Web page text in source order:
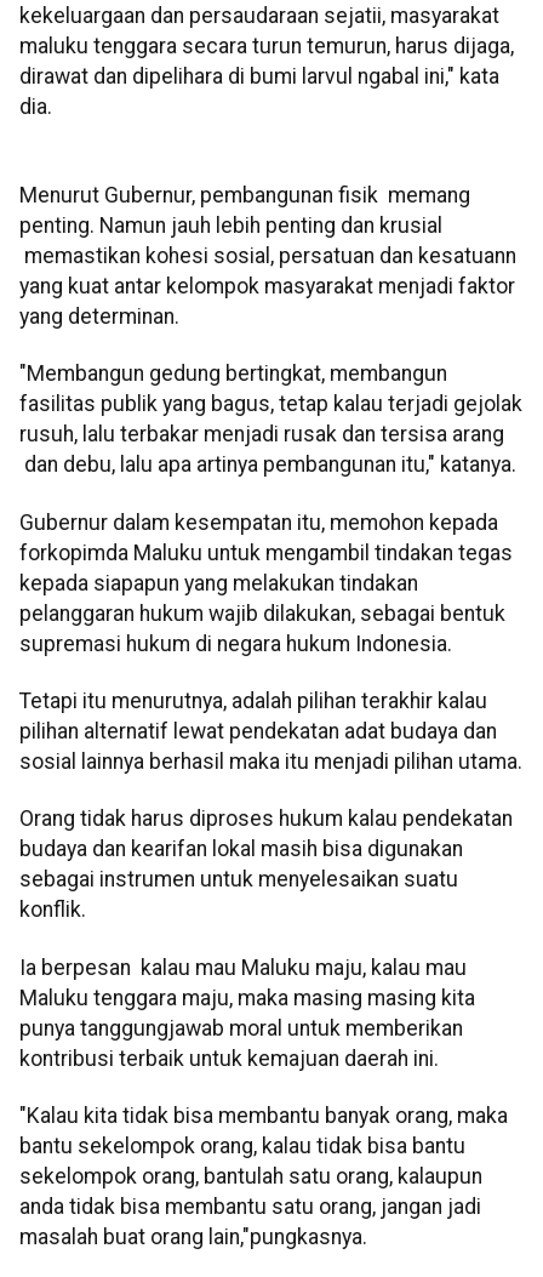
kekeluargaan dan persaudaraan sejatii, masyarakat
maluku tenggara secara turun temurun, harus dijaga,
dirawat dan dipelihara di bumi larvul ngabal ini," kata
dia.
Menurut Gubernur, pembangunan fisik memang
penting. Namun jauh lebih penting dan krusial
memastikan kohesi sosial, persatuan dan kesatuann
yang kuat antar kelompok masyarakat menjadi faktor
yang determinan.
"Membangun gedung bertingkat, membangun
fasilitas publik yang bagus, tetap kalau terjadi gejolak
rusuh, lalu terbakar menjadi rusak dan tersisa arang
dan debu, lalu apa artinya pembangunan itu," katanya.
Gubernur dalam kesempatan itu, memohon kepada
forkopimda Maluku untuk mengambil tindakan tegas
kepada siapapun yang melakukan tindakan
pelanggaran hukum wajib dilakukan, sebagai bentuk
supremasi hukum di negara hukum Indonesia.
Tetapi itu menurutnya, adalah pilihan terakhir kalau
pilihan alternatif lewat pendekatan adat budaya dan
sosial lainnya berhasil maka itu menjadi pilihan utama.
Orang tidak harus diproses hukum kalau pendekatan
budaya dan kearifan lokal masih bisa digunakan
sebagai instrumen untuk menyelesaikan suatu
konflik.
Ia berpesan kalau mau Maluku maju, kalau mau
Maluku tenggara maju, maka masing masing kita
punya tanggungjawab moral untuk memberikan
kontribusi terbaik untuk kemajuan daerah ini.
"Kalau kita tidak bisa membantu banyak orang, maka
bantu sekelompok orang, kalau tidak bisa bantu
sekelompok orang, bantulah satu orang, kalaupun
anda tidak bisa membantu satu orang, jangan jadi
masalah buat orang lain,"pungkasnya.